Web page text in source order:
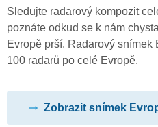
Sledujte radarový kompozit
poznáte odkud se k nám
Evropě prší. Radarový snímek
100 radarů po celé Evropě.
Zobrazit snímek